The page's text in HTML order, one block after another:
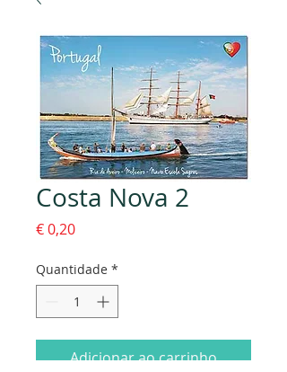
Costa Nova 2
€ 0,20Preço
Quantidade *
Adicionar ao carrinho